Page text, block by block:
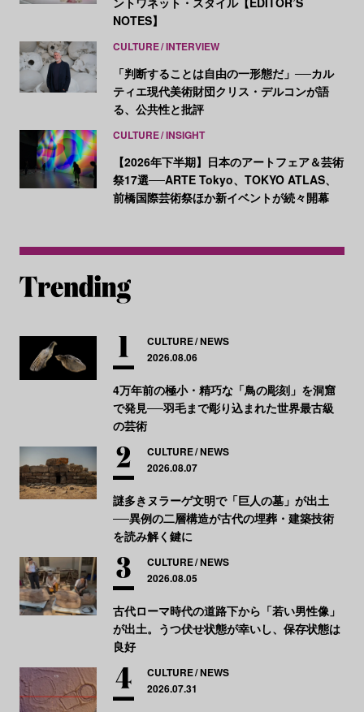
NOTES】
CULTURE INTERVIEW
「判断することは自由の一形態だ」──カル
ティエ現代美術財団クリス・デルコンが語
る、公共性と批評
CULTURE INSIGHT
【2026年下半期】日本のアートフェア＆芸術
祭17選──ARTE Tokyo、TOKYO ATLAS、
前橋国際芸術祭ほか新イベントが続々開幕
CULTURE NEWS
2026.08.06
4万年前の極小・精巧な「鳥の彫刻」を洞窟
で発見──羽毛まで彫り込まれた世界最古級
の芸術
CULTURE NEWS
2026.08.07
謎多きヌラーゲ文明で「巨人の墓」が出土
──異例の二層構造が古代の埋葬・建築技術
を読み解く鍵に
CULTURE NEWS
2026.08.05
古代ローマ時代の道路下から「若い男性像」
が出土。うつ伏せ状態が幸いし、保存状態は
良好
CULTURE NEWS
2026.07.31